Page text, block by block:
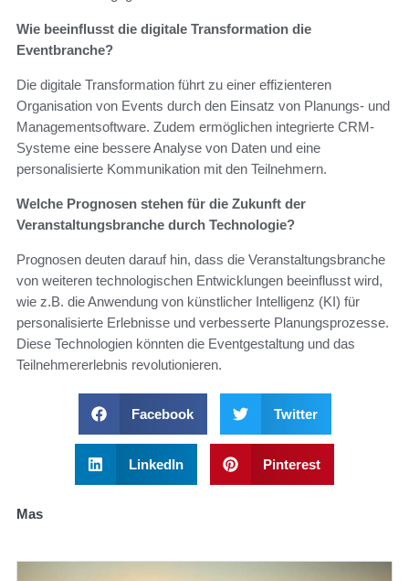
Wie beeinflusst die digitale Transformation die
Eventbranche?
Die digitale Transformation führt zu einer effizienteren
Organisation von Events durch den Einsatz von Planungs- und
Managementsoftware. Zudem ermöglichen integrierte CRM-
Systeme eine bessere Analyse von Daten und eine
personalisierte Kommunikation mit den Teilnehmern.
Welche Prognosen stehen für die Zukunft der
Veranstaltungsbranche durch Technologie?
Prognosen deuten darauf hin, dass die Veranstaltungsbranche
von weiteren technologischen Entwicklungen beeinflusst wird,
wie z.B. die Anwendung von künstlicher Intelligenz (KI) für
personalisierte Erlebnisse und verbesserte Planungsprozesse.
Diese Technologien könnten die Eventgestaltung und das
Teilnehmererlebnis revolutionieren.
Facebook Twitter
LinkedIn Pinterest
Mas